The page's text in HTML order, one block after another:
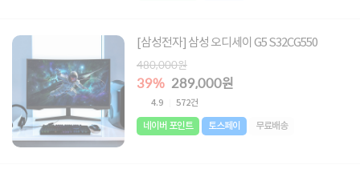
[삼성전자] 삼성 오디세이 G5 S32CG550
480,000원
39% 289,000원
4.9 572건
네이버 포인트 토스페이 무료배송